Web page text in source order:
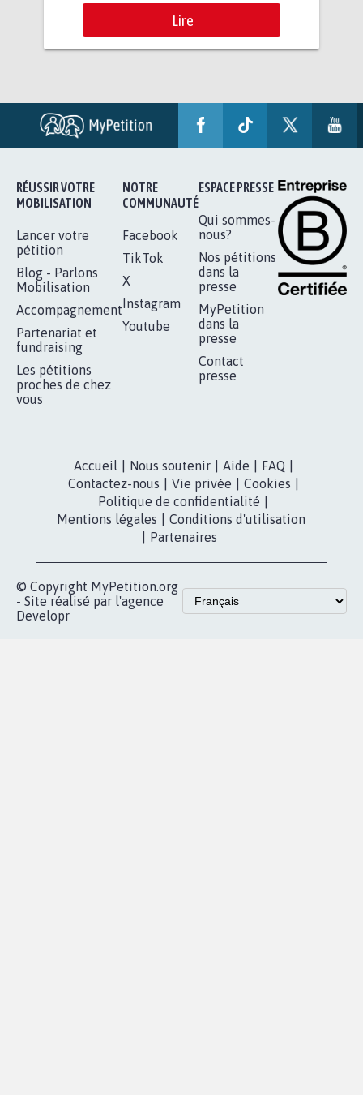
Lire
RÉUSSIR VOTRE
MOBILISATION
Lancer votre
pétition
Blog - Parlons
Mobilisation
Accompagnement
Partenariat et
fundraising
Les pétitions
proches de chez
vous
NOTRE
COMMUNAUTÉ
Facebook
TikTok
X
Instagram
Youtube
ESPACE PRESSE
Qui sommes-
nous?
Nos pétitions
dans la
presse
MyPetition
dans la
presse
Contact
presse
Accueil Nous soutenir Aide FAQ
Contactez-nous
Vie privée Cookies
Politique de confidentialité
Mentions légales
Conditions d'utilisation
Partenaires
© Copyright MyPetition.org
- Site réalisé par l'agence
Developr